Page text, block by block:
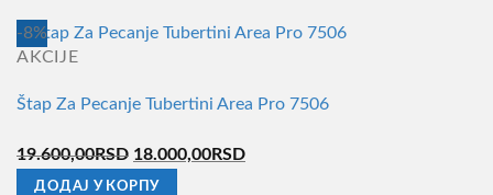
710,00RSD.
-8%
AKCIJE
Štap Za Pecanje Tubertini Area Pro 7506
19.600,00RSD Оригинална
цена
18.000,00RSDТренутна
ДОДАЈ У КОРПУ